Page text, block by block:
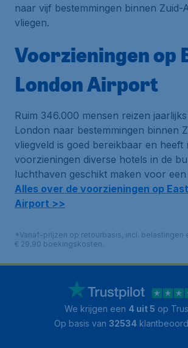
naar vijf bestemmingen binnen Zuid-
vliegen.
Voorzieningen op
London Airport
Ruim 346.000 mensen reizen
London naar bestemmingen binnen
vliegveld is goed bereikbaar en heeft
voorzieningen diverse hotels in de
luchthaven geschikt maken voor een
Alles over de voorzieningen op
Airport >>
*Vanaf-prijzen op retourbasis, incl. belastingen
€ 29,90 boekingskosten.
We krijgen een 4 uit 5 op
Op basis van 32534